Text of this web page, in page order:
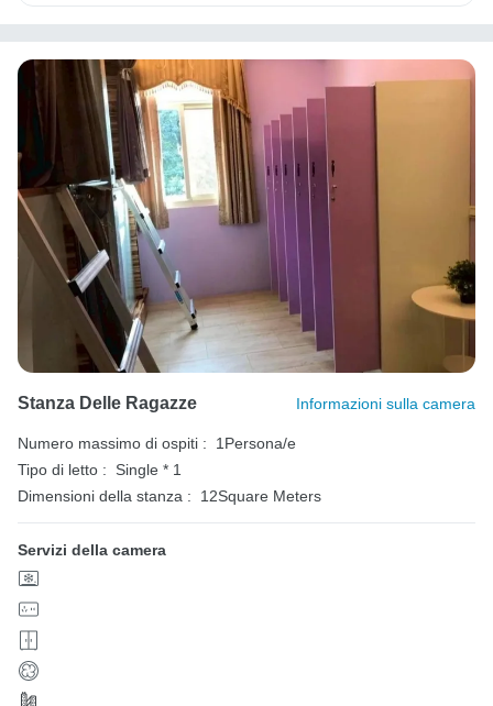
Stanza Delle Ragazze Informazioni sulla camera
Numero massimo di ospiti :
1Persona/e
Tipo di letto :
Single * 1
Dimensioni della stanza :
12Square Meters
Servizi della camera